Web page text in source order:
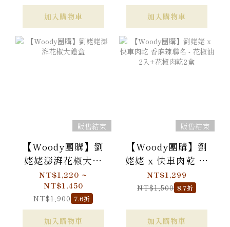
加入購物車 加入購物車
販售結束
【Woody團購】劉
姥姥澎湃花椒大禮
盒
NT$1,220 ~
NT$1,450
NT$1,900 7.6折
加入購物車
販售結束
【Woody團購】劉
姥姥 x 快車肉乾 香
麻辣聯名 - 花椒油2
入+花椒肉乾2盒
NT$1,299
NT$1,500 8.7折
加入購物車